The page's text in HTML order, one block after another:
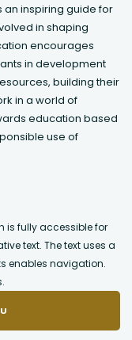
inspiring guide for
in shaping
encourages
in development
building their
in a world of
education based
use of
is fully accessible for
text. The text uses a
enables navigation.